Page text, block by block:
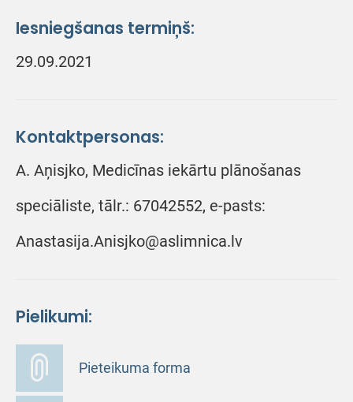
Iesniegšanas termiņš:
29.09.2021
Kontaktpersonas:
A. Aņisjko, Medicīnas iekārtu plānošanas
speciāliste, tālr.: 67042552, e-pasts:
Anastasija.Anisjko@aslimnica.lv
Pielikumi:
Pieteikuma forma